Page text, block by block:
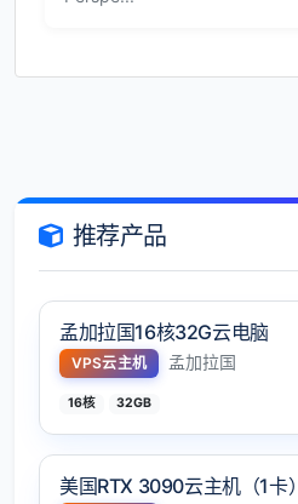
推荐产品
孟加拉国16核32G云电脑
VPS云主机 孟加拉国
16核 32GB
美国RTX 3090云主机（1卡）